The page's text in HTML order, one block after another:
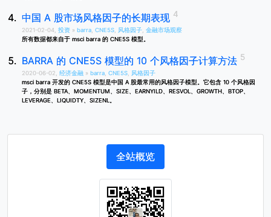
中国 A 股市场风格因子的长期表现
2021-02-04, 投资 » barra CNE5S 风格因子 金融市场观察
所有数据都来自于 msci barra 的 CNE5S 模型。
BARRA 的 CNE5S 模型的 10 个风格因子计算方法
2020-06-02, 经济金融 » barra CNE5S
风格因子
msci barra 开发的 CNE5S 模型是中国 A 股最常用的风格因子模型。它包含 10 个风格因
子，分别是 BETA、MOMENTUM、SIZE、EARNYILD、RESVOL、GROWTH、BTOP、
LEVERAGE、LIQUIDTY、SIZENL。
全站概览